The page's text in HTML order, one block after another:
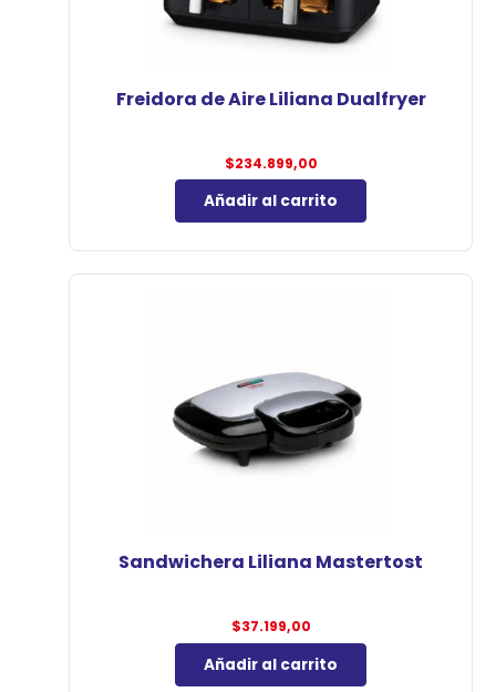
Freidora de Aire Liliana Dualfryer
$234.899,00
Añadir al carrito
Sandwichera Liliana Mastertost
$37.199,00
Añadir al carrito